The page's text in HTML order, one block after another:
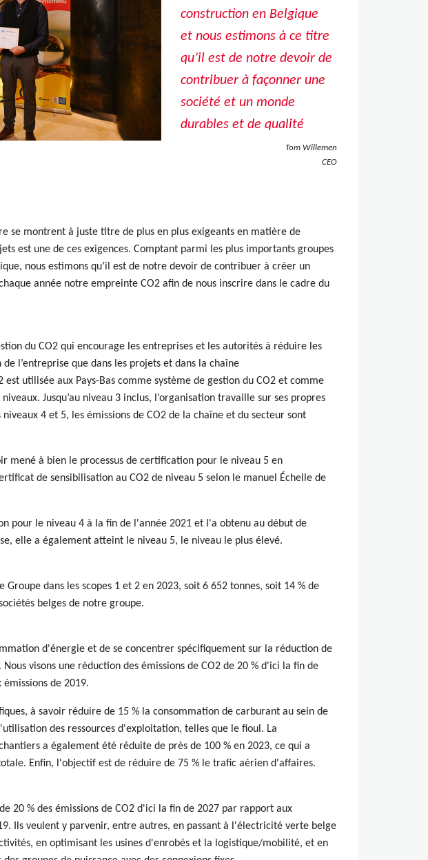
construction en Belgique
et nous estimons à ce titre
qu’il est de notre devoir de
contribuer à façonner une
société et un monde
durables et de qualité
Tom Willemen
CEO
se montrent à juste titre de plus en plus exigeants en matière de
est une de ces exigences. Comptant parmi les plus importants groupes
nous estimons qu’il est de notre devoir de contribuer à créer un
année notre empreinte CO2 afin de nous inscrire dans le cadre du
du CO2 qui encourage les entreprises et les autorités à réduire les
l’entreprise que dans les projets et dans la chaîne
est utilisée aux Pays-Bas comme système de gestion du CO2 et comme
Jusqu’au niveau 3 inclus, l’organisation travaille sur ses propres
4 et 5, les émissions de CO2 de la chaîne et du secteur sont
mené à bien le processus de certification pour le niveau 5 en
de sensibilisation au CO2 de niveau 5 selon le manuel Échelle de
pour le niveau 4 à la fin de l'année 2021 et l'a obtenu au début de
elle a également atteint le niveau 5, le niveau le plus élevé.
dans les scopes 1 et 2 en 2023, soit 6 652 tonnes, soit 14 % de
belges de notre groupe.
d'énergie et de se concentrer spécifiquement sur la réduction de
visons une réduction des émissions de CO2 de 20 % d'ici la fin de
de 2019.
à savoir réduire de 15 % la consommation de carburant au sein de
des ressources d'exploitation, telles que le fioul. La
a également été réduite de près de 100 % en 2023, ce qui a
Enfin, l'objectif est de réduire de 75 % le trafic aérien d'affaires.
20 % des émissions de CO2 d'ici la fin de 2027 par rapport aux
Ils veulent y parvenir, entre autres, en passant à l'électricité verte belge
en optimisant les usines d'enrobés et la logistique/mobilité, et en